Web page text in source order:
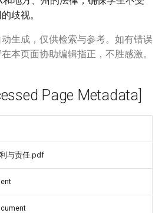
歧视。
生成，仅供检索与参考。如有错误
本页面协助编辑指正，不胜感激。
Page Metadata]
与责任.pdf